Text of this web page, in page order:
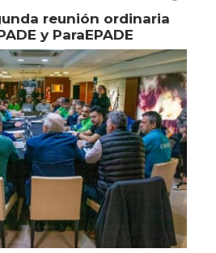
reunión ordinaria
y ParaEPADE